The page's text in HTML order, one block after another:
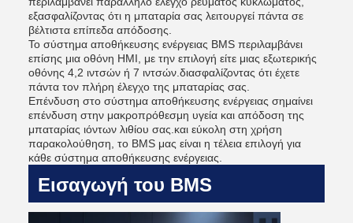
εξασφαλίζοντας ότι η μπαταρία σας λειτουργεί πάντα σε
βέλτιστα επίπεδα απόδοσης.
Το σύστημα αποθήκευσης ενέργειας BMS περιλαμβάνει
επίσης μια οθόνη HMI, με την επιλογή είτε μιας εξωτερικής
οθόνης 4,2 ιντσών ή 7 ιντσών.διασφαλίζοντας ότι έχετε
πάντα τον πλήρη έλεγχο της μπαταρίας σας.
Επένδυση στο σύστημα αποθήκευσης ενέργειας σημαίνει
επένδυση στην μακροπρόθεσμη υγεία και απόδοση της
μπαταρίας ιόντων λιθίου σας.και εύκολη στη χρήση
παρακολούθηση, το BMS μας είναι η τέλεια επιλογή για
κάθε σύστημα αποθήκευσης ενέργειας.
Εισαγωγή του BMS